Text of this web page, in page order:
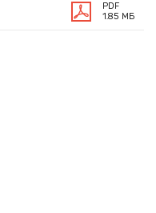
PDF
1.85 МБ